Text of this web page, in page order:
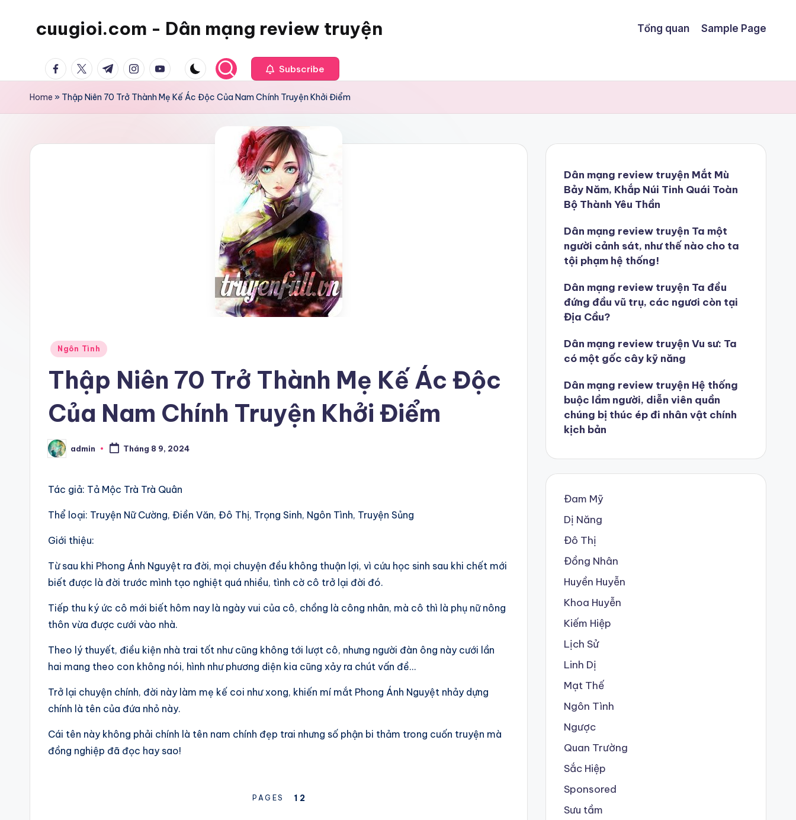
cuugioi.com - Dân mạng review truyện Tổng quan Sample Page
facebook.com
twitter.com
t.me instagram.com
youtube.com Subscribe
Home » Thập Niên 70 Trở Thành Mẹ Kế Ác Độc Của Nam Chính Truyện Khởi Điểm
Posted
Ngôn Tình
Thập Niên 70 Trở Thành Mẹ Kế Ác Độc
Của Nam Chính Truyện Khởi Điểm
Posted
by
admin Tháng 8 9, 2024
Tác giả: Tả Mộc Trà Trà Quân
Thể loại: Truyện Nữ Cường, Điền Văn, Đô Thị, Trọng Sinh, Ngôn Tình, Truyện Sủng
Giới thiệu:
Từ sau khi Phong Ánh Nguyệt ra đời, mọi chuyện đều không thuận lợi, vì cứu học sinh sau khi chết mới
biết được là đời trước mình tạo nghiệt quá nhiều, tình cờ cô trở lại đời đó.
Tiếp thu ký ức cô mới biết hôm nay là ngày vui của cô, chồng là công nhân, mà cô thì là phụ nữ nông
thôn vừa được cưới vào nhà.
Theo lý thuyết, điều kiện nhà trai tốt như cũng không tới lượt cô, nhưng người đàn ông này cưới lần
hai mang theo con không nói, hình như phương diện kia cũng xảy ra chút vấn đề…
Trở lại chuyện chính, đời này làm mẹ kế coi như xong, khiến mí mắt Phong Ánh Nguyệt nhảy dựng
chính là tên của đứa nhỏ này.
Cái tên này không phải chính là tên nam chính đẹp trai nhưng số phận bi thảm trong cuốn truyện mà
đồng nghiệp đã đọc hay sao!
PAGES 1 2
Dân mạng review truyện Mắt Mù
Bảy Năm, Khắp Núi Tinh Quái Toàn
Bộ Thành Yêu Thần
Dân mạng review truyện Ta một
người cảnh sát, như thế nào cho ta
tội phạm hệ thống!
Dân mạng review truyện Ta đều
đứng đầu vũ trụ, các ngươi còn tại
Địa Cầu?
Dân mạng review truyện Vu sư: Ta
có một gốc cây kỹ năng
Dân mạng review truyện Hệ thống
buộc lầm người, diễn viên quần
chúng bị thúc ép đi nhân vật chính
kịch bản
Đam Mỹ
Dị Năng
Đô Thị
Đồng Nhân
Huyền Huyễn
Khoa Huyễn
Kiếm Hiệp
Lịch Sử
Linh Dị
Mạt Thế
Ngôn Tình
Ngược
Quan Trường
Sắc Hiệp
Sponsored
Sưu tầm